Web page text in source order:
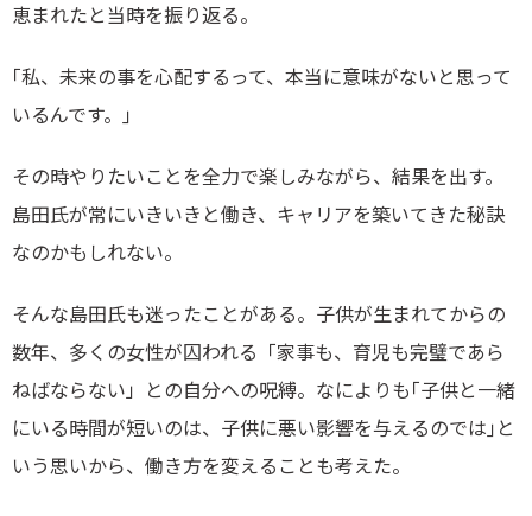
恵まれたと当時を振り返る。
｢私、未来の事を心配するって、本当に意味がないと思って
いるんです。｣
その時やりたいことを全力で楽しみながら、結果を出す。
島田氏が常にいきいきと働き、キャリアを築いてきた秘訣
なのかもしれない。
そんな島田氏も迷ったことがある。子供が生まれてからの
数年、多くの女性が囚われる「家事も、育児も完璧であら
ねばならない」との自分への呪縛。なによりも｢子供と一緒
にいる時間が短いのは、子供に悪い影響を与えるのでは｣と
いう思いから、働き方を変えることも考えた。